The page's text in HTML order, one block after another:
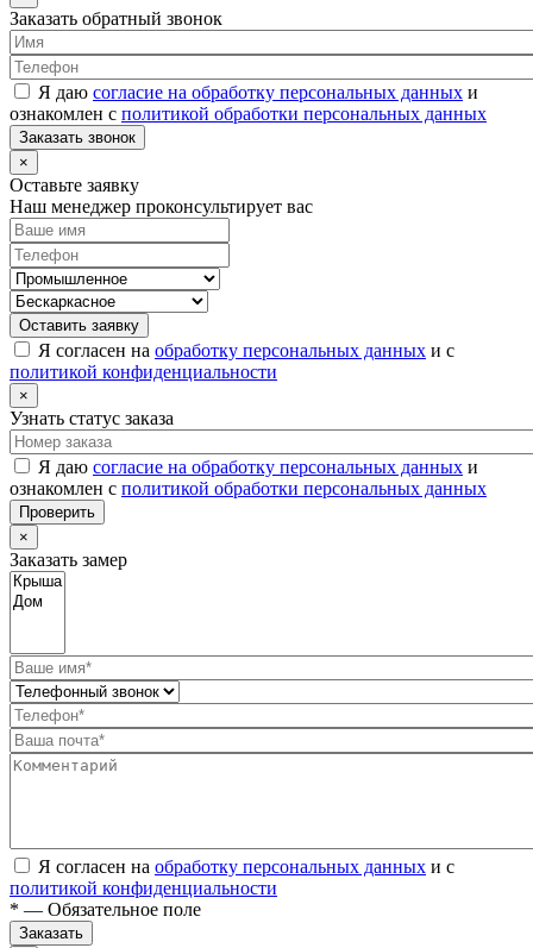
Заказать обратный звонок
Я даю согласие на обработку персональных данных и
ознакомлен с политикой обработки персональных данных
Заказать звонок
×
Оставьте заявку
Наш менеджер проконсультирует вас
Оставить заявку
Я согласен на обработку персональных данных и с
политикой конфиденциальности
×
Узнать статус заказа
Я даю согласие на обработку персональных данных и
ознакомлен с политикой обработки персональных данных
Проверить
×
Заказать замер
Я согласен на обработку персональных данных и с
политикой конфиденциальности
* — Обязательное поле
Заказать